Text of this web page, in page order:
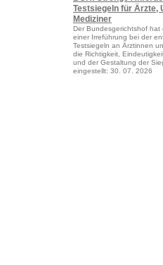
Testsiegeln für Ärzte,
Mediziner
Der Bundesgerichtshof hat
einer Irreführung bei der
Testsiegeln an Ärztinnen
die Richtigkeit,
und der Gestaltung der
eingestellt: 30. 07. 2026